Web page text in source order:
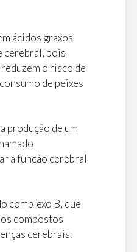
ácidos graxos
cerebral, pois
o risco de
de peixes
produção de um
a função cerebral
complexo B, que
compostos
cerebrais.